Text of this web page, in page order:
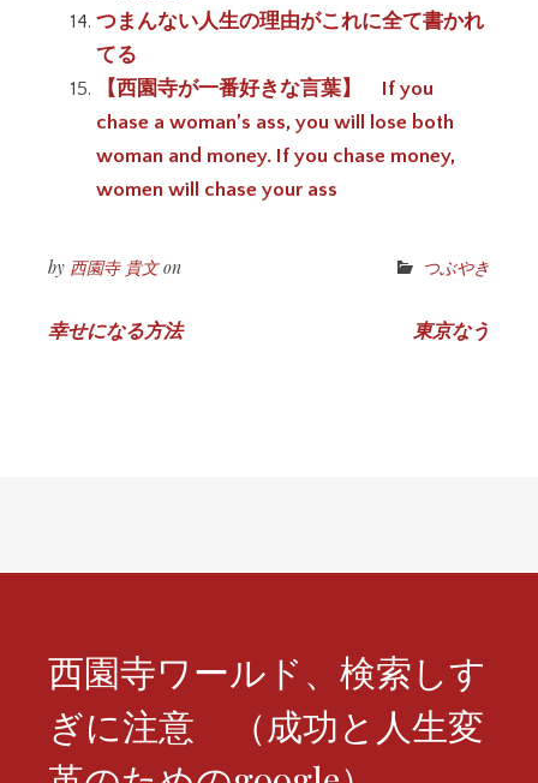
つまんない人生の理由がこれに全て書かれ
てる
【西園寺が一番好きな言葉】 If you
chase a woman’s ass, you will lose both
woman and money. If you chase money,
women will chase your ass
by 西園寺 貴文on つぶやき
投
ン
幸せになる方法 東京なう
西園寺ワールド、検索しす
ぎに注意 （成功と人生変